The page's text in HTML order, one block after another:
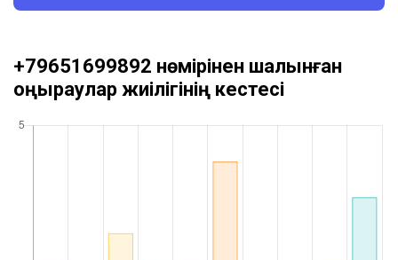
+79651699892 нөмірінен шалынған
қоңыраулар жиілігінің кестесі